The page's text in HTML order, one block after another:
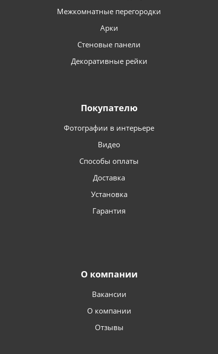
Межкомнатные перегородки
Арки
Стеновые панели
Декоративные рейки
Покупателю
Фотографии в интерьере
Видео
Способы оплаты
Доставка
Установка
Гарантия
О компании
Вакансии
О компании
Отзывы